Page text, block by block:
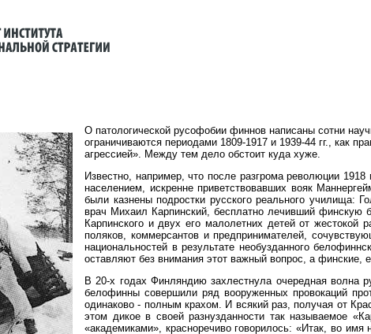
О патологической русофобии финнов написаны сотни
ограничиваются периодами 1809-1917 и 1939-44 гг., как
агрессией». Между тем дело обстоит куда хуже.
Известно, например, что после разгрома революции
населением, искренне приветствовавших вояк
были казнены подростки русского реального училища:
врач Михаил Карпинский, бесплатно лечивший финскую
Карпинского и двух его малолетних детей от
поляков, коммерсантов и предпринимателей,
национальностей в результате необузданного
оставляют без внимания этот важный вопрос, а финские,
В 20-х годах Финляндию захлестнула очередная волна
белофинны совершили ряд вооруженных провокаций
одинаково - полным крахом. И всякий раз, получая от
этом дикое в своей разнузданности так называемое
«академиками», красноречиво говорилось: «Итак, во